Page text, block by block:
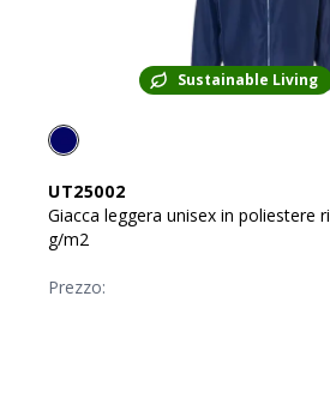
Sustainable Living
UT25002
Giacca leggera unisex in poliestere
g/m2
Prezzo: